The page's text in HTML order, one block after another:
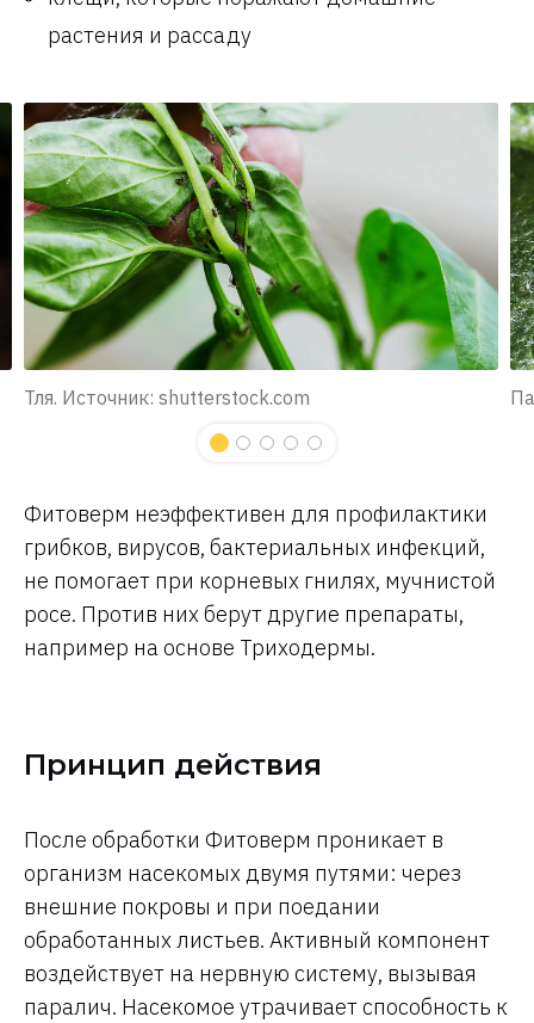
растения и рассаду
Тля. Источник: shutterstock.com
Фитоверм неэффективен для профилактики
грибков, вирусов, бактериальных инфекций,
не помогает при корневых гнилях, мучнистой
росе. Против них берут другие препараты,
например на основе Триходермы.
Принцип действия
После обработки Фитоверм проникает в
организм насекомых двумя путями: через
внешние покровы и при поедании
обработанных листьев. Активный компонент
воздействует на нервную систему, вызывая
паралич. Насекомое утрачивает способность к